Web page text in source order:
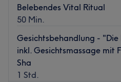
Mit ausführlicher und
erfahrene Team stets für dich
Was uns an dem Salon gefällt:
Atmosphäre: Angenehm,
Expertise: Kosmetik.
Extras: Haustiere erlaubt,
Belebendes Vital Ritual
50 Min.
Gesichtsbehandlung -
inkl. Gesichtsmassage mit
Sha
1 Std.